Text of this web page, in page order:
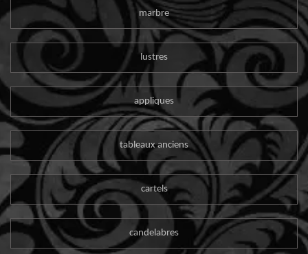
marbre
lustres
appliques
tableaux anciens
cartels
candelabres